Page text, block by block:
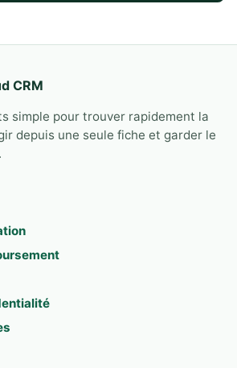
CRM
simple pour trouver rapidement la
depuis une seule fiche et garder le